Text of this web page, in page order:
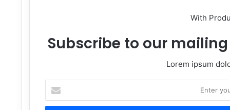
With
Subscribe to our
Lorem ipsum
Enter
your
Email